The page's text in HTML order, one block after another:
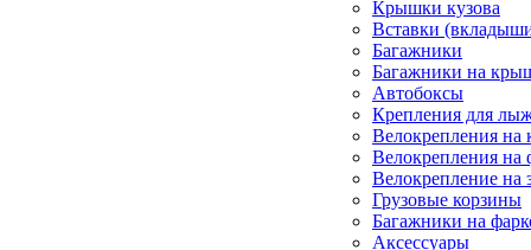
Крышки кузова
Вставки
Багажники
Багажники на
Автобоксы
Крепления для
Велокрепления
Велокрепления на
Велокрепление на
Грузовые корзины
Багажники на
Аксессуары